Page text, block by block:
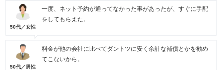
50代／女性
一度、ネット予約が通ってなかった事があったが、すぐに手配
をしてもらえた。
50代／男性
料金が他の会社に比べてダントツに安く余計な補償とかを勧め
てこないから。